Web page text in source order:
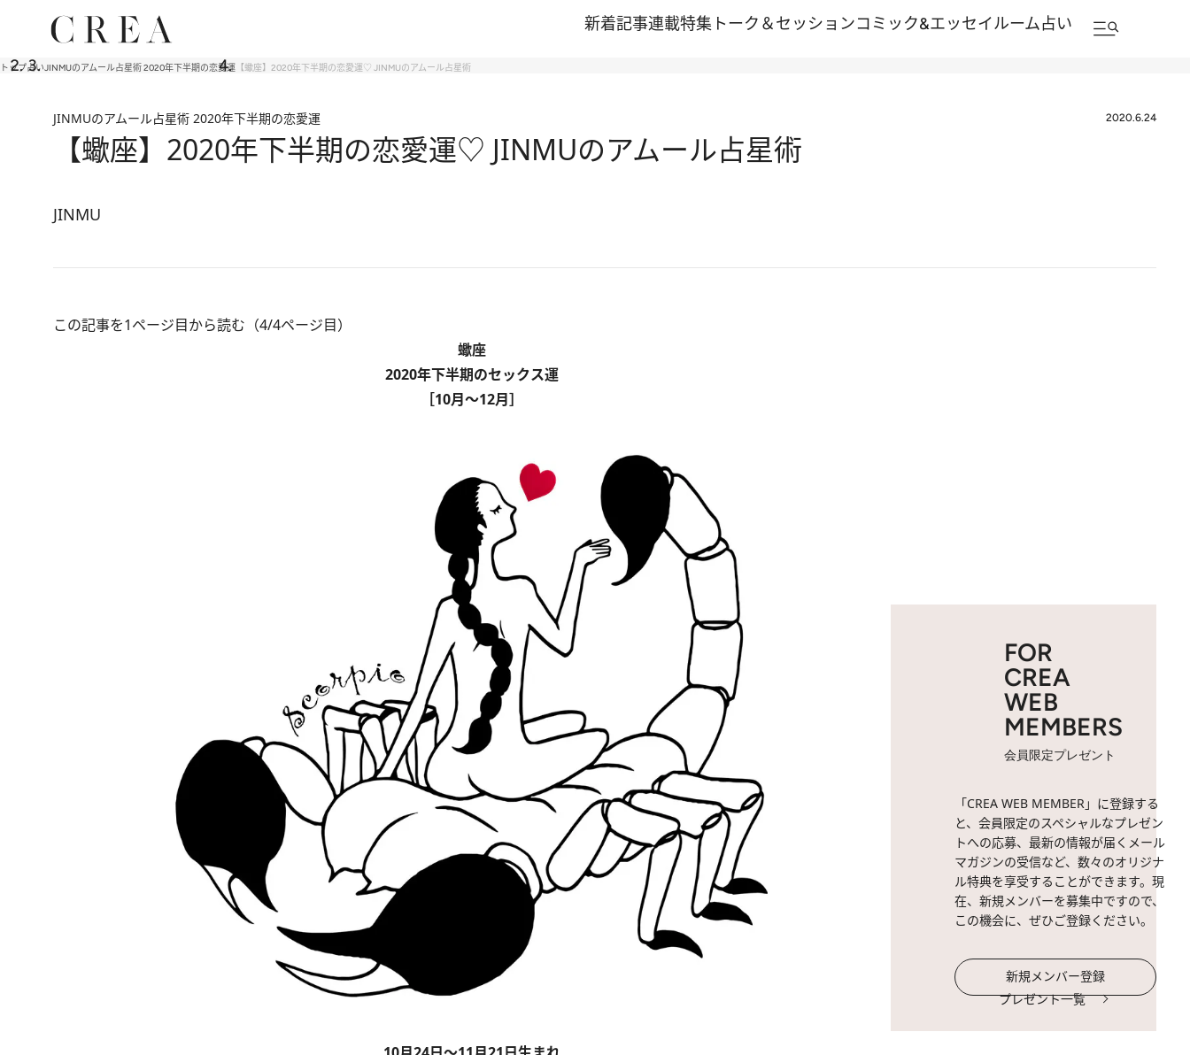
新着記事連載特集 トーク＆セッションコミック&エッセイルーム占い
トップ占いJINMUのアムール占星術 2020年下半期の恋愛運 【蠍座】2020年下半期の恋愛運♡ JINMUのアムール占星術
JINMUのアムール占星術 2020年下半期の恋愛運 2020.6.24
【蠍座】2020年下半期の恋愛運♡ JINMUのアムール占星術
JINMU
この記事を1ページ目から読む（4/4ページ目）
蠍座
2020年下半期のセックス運
［10月～12月］
FOR
CREA
WEB
MEMBERS
会員限定プレゼント
「CREA WEB MEMBER」に登録する
と、会員限定のスペシャルなプレゼン
トへの応募、最新の情報が届くメール
マガジンの受信など、数々のオリジナ
ル特典を享受することができます。現
在、新規メンバーを募集中ですので、
この機会に、ぜひご登録ください。
新規メンバー登録
プレゼント一覧